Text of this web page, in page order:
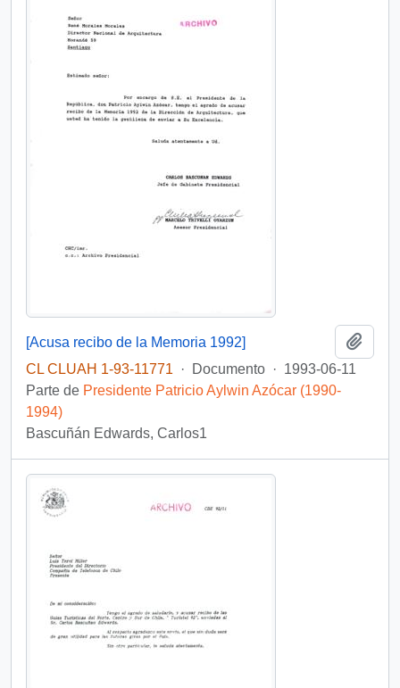
[Acusa recibo de la Memoria 1992]
CL CLUAH 1-93-11771
· Documento · 1993-06-11
Parte de Presidente Patricio Aylwin Azócar (1990-
1994)
Bascuñán Edwards, Carlos1